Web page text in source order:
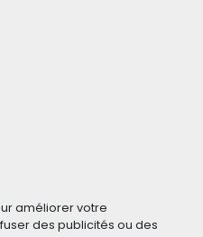
améliorer votre
des publicités ou des